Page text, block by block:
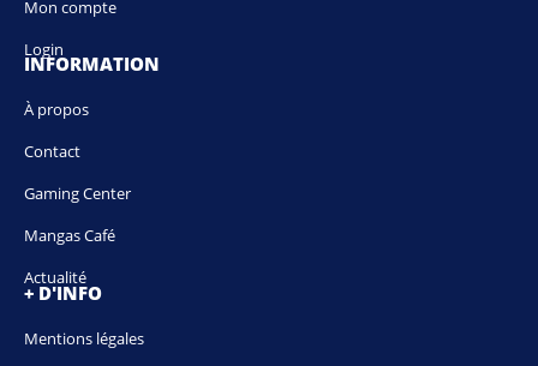
Mon compte
Login
INFORMATION
À propos
Contact
Gaming Center
Mangas Café
Actualité
+ D'INFO
Mentions légales